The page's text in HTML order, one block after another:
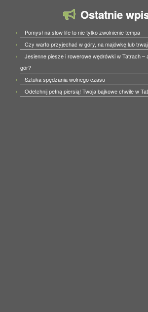
Ostatnie
Pomysł na slow life to nie tylko zwolnienie tempa
Czy warto przyjechać w góry, na majówkę lub
Jesienne piesze i rowerowe wędrówki w Tatrach –
gór?
Sztuka spędzania wolnego czasu
Odetchnij pełną piersią! Twoja bajkowe chwile w